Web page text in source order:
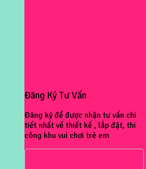
Đăng Ký Tư Vấn
Đăng ký để được nhận tư vấn chi
tiết nhất về thiết kế , lắp đặt, thi
công khu vui chơi trẻ em